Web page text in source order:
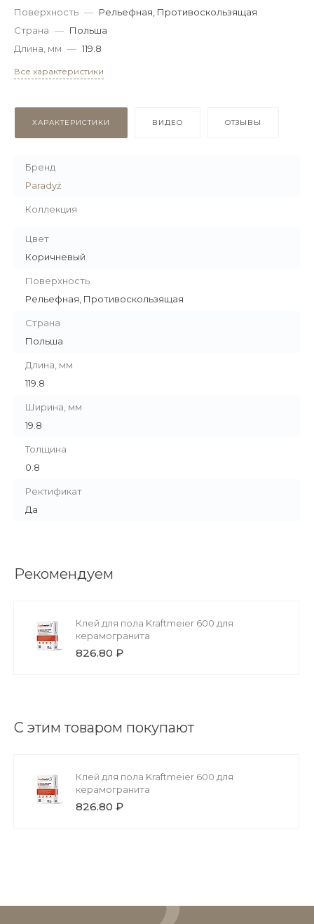
Поверхность — Рельефная, Противоскользящая
Страна — Польша
Длина, мм — 119.8
Все характеристики
ХАРАКТЕРИСТИКИ ВИДЕО ОТЗЫВЫ
Бренд
Paradyż
Коллекция
Цвет
Коричневый
Поверхность
Рельефная, Противоскользящая
Страна
Польша
Длина, мм
119.8
Ширина, мм
19.8
Толщина
0.8
Ректификат
Да
Рекомендуем
Клей для пола Kraftmeier 600 для
керамогранита
826.80 ₽
С этим товаром покупают
Клей для пола Kraftmeier 600 для
керамогранита
826.80 ₽